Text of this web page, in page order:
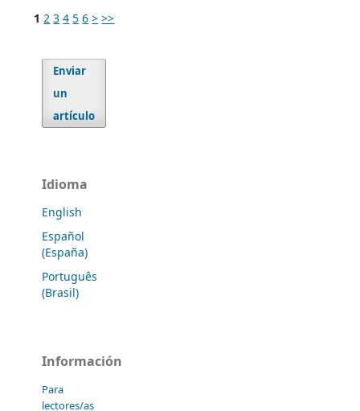
1 2 3 4 5 6 > >>
Enviar
un
artículo
Idioma
English
Español
(España)
Português
(Brasil)
Información
Para
lectores/as